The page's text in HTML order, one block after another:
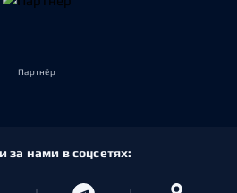
Партнёр
за нами в соцсетях: